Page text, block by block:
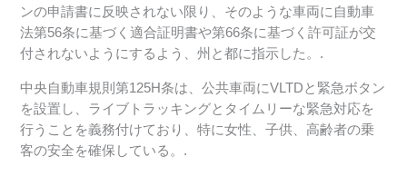
ンの申請書に反映されない限り、そのような車両に自動車
法第56条に基づく適合証明書や第66条に基づく許可証が交
付されないようにするよう、州と都に指示した。.
中央自動車規則第125H条は、公共車両にVLTDと緊急ボタン
を設置し、ライブトラッキングとタイムリーな緊急対応を
行うことを義務付けており、特に女性、子供、高齢者の乗
客の安全を確保している。.